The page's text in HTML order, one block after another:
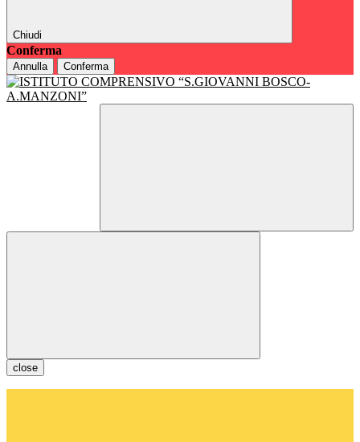
Chiudi
Conferma
Annulla Conferma
close